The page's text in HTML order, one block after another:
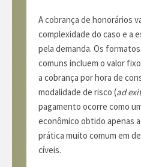
A cobrança de honorários
complexidade do caso e a
pela demanda. Os
comuns incluem o valor
a cobrança por hora de
modalidade de risco (ad
pagamento ocorre como
econômico obtido apenas
prática muito comum em
cíveis.